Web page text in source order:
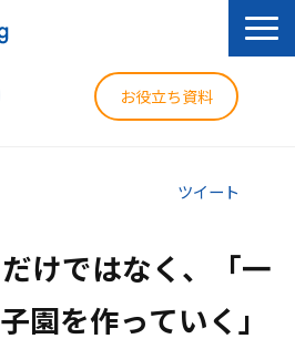
お役立ち資料
ツイート
だけではなく、「一
園を作っていく」